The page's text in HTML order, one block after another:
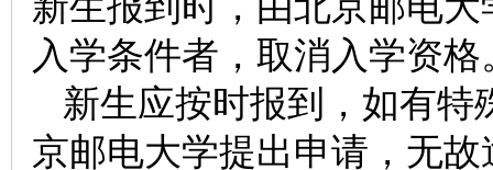
入学条件者，取消入学资格
新生应按时报到，如有
京邮电大学提出申请，无